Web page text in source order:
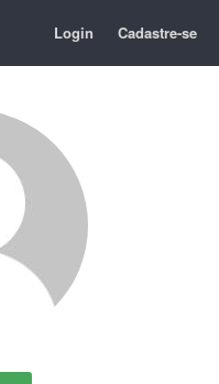
Login Cadastre-se